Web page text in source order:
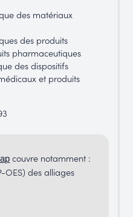
des matériaux
des produits
pharmaceutiques
des dispositifs
et produits
couvre notamment :
des alliages